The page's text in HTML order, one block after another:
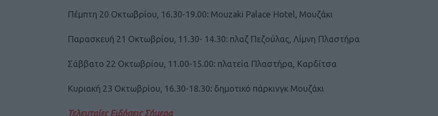
Πέμπτη 20 Οκτωβρίου, 16.30-19.00: Mouzaki Palace Hotel, Μουζάκι
Παρασκευή 21 Οκτωβρίου, 11.30- 14.30: πλαζ Πεζούλας, Λίμνη Πλαστήρα
Σάββατο 22 Οκτωβρίου, 11.00-15.00: πλατεία Πλαστήρα, Καρδίτσα
Κυριακή 23 Οκτωβρίου, 16.30-18.30: δημοτικό πάρκινγκ Μουζάκι
Τελευταίες Ειδήσεις Σήμερα